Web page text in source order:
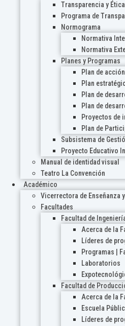
Transparencia y
Programa de
Normograma
Normativa
Normativa
Planes y Programas
Plan de acción
Plan
Plan de
Plan de
Proyectos de
Plan de
Subsistema de
Proyecto Educativo
Manual de identidad visual
Teatro La Convención
Académico
Vicerrectora de Enseñanza
Facultades
Facultad de
Acerca de la
Líderes de
Programas |
Laboratorios
Facultad de
Acerca de la
Escuela
Líderes de